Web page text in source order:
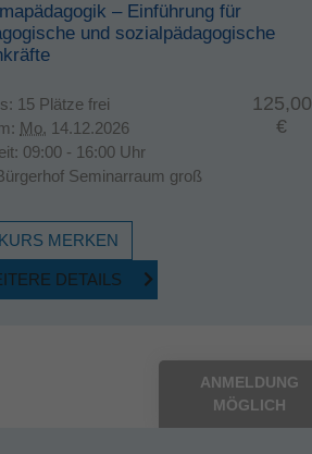
– Einführung für
und sozialpädagogische
15 Plätze frei
Mo. 14.12.2026
09:00 - 16:00 Uhr
Seminarraum groß
125,00
€
KURS MERKEN
DETAILS
ANMELDUNG
MÖGLICH